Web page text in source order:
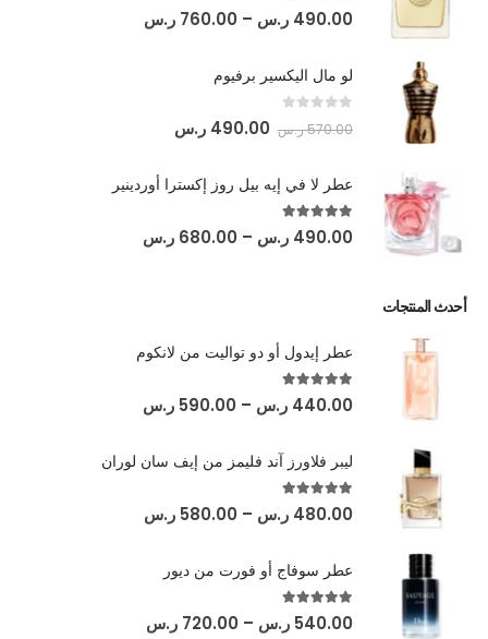
5.00
out of 5
490.00 ر.س –
760.00 ر.س
لو مال اليكسير برفيوم
570.00ر.س 490.00 ر.س
عطر لا في إيه بيل روز إكسترا أوردينير
5.00
out of 5
490.00 ر.س –
680.00 ر.س
أحدث المنتجات
عطر إيدول أو دو تواليت من لانكوم
5.00
out of 5
440.00 ر.س –
590.00 ر.س
ليبر فلاورز آند فليمز من إيف سان لوران
5.00
out of 5
480.00 ر.س –
580.00 ر.س
عطر سوفاج أو فورت من ديور
5.00
out of 5
540.00 ر.س –
720.00 ر.س